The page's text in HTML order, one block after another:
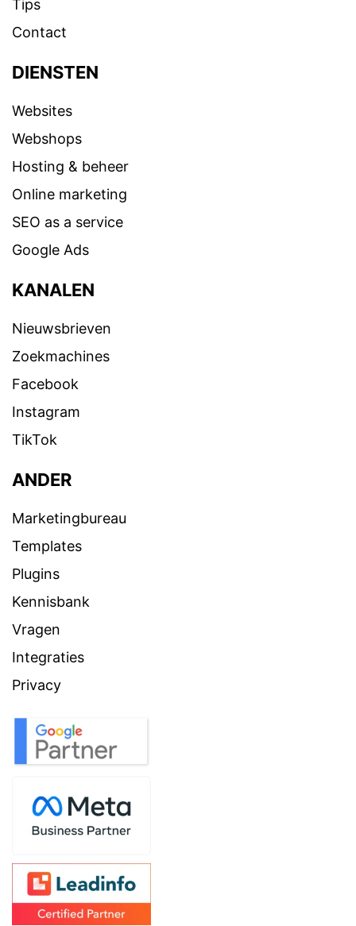
Tips
Contact
DIENSTEN
Websites
Webshops
Hosting & beheer
Online marketing
SEO as a service
Google Ads
KANALEN
Nieuwsbrieven
Zoekmachines
Facebook
Instagram
TikTok
ANDER
Marketingbureau
Templates
Plugins
Kennisbank
Vragen
Integraties
Privacy